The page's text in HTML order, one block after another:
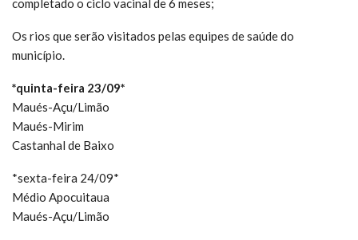
completado o ciclo vacinal de 6 meses;
Os rios que serão visitados pelas equipes de saúde do
município.
*quinta-feira 23/09*
Maués-Açu/Limão
Maués-Mirim
Castanhal de Baixo
*sexta-feira 24/09*
Médio Apocuitaua
Maués-Açu/Limão